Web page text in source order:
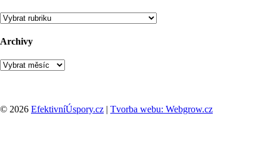
Rubriky
Archivy
Archivy
© 2026 EfektivníÚspory.cz | Tvorba webu: Webgrow.cz